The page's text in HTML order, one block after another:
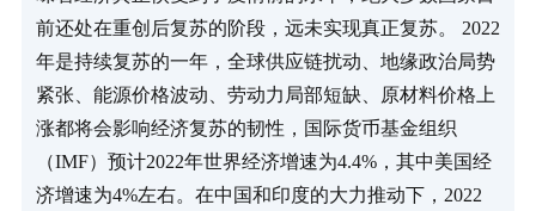
前还处在重创后复苏的阶段，远未实现真正复苏。 2022
年是持续复苏的一年，全球供应链扰动、地缘政治局势
紧张、能源价格波动、劳动力局部短缺、原材料价格上
涨都将会影响经济复苏的韧性，国际货币基金组织
（IMF）预计2022年世界经济增速为4.4%，其中美国经
济增速为4%左右。在中国和印度的大力推动下，2022